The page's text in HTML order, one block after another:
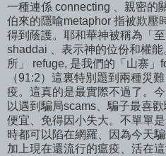
一種連係 connecting 、親密的
伯來的隱喻metaphor 指被欺壓
得到蔭護。耶和華神被稱為「
shaddai 、表示神的位份和權
所」 refuge, 是我們的「山寨」
（91:2）這裏特別題到兩種災
疫。這真的是最實際不過了。
以遇到騙局scams、騙子最喜
便宜、免得因小失大。不單單
時都可以陷在網羅、因為今天
加上現在還流行的瘟疫、活在